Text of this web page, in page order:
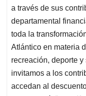
a través de sus
departamental
toda la
Atlántico en materia
recreación, deporte
invitamos a los
accedan al